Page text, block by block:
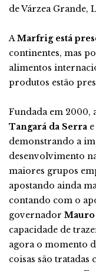
de Várzea Grande,
AMarfrig está
continentes, mas
alimentos
produtos estão
Fundada em 2000,
Tangará da Serra
demonstrando a
desenvolvimento
maiores grupos
apostando ainda
contando com o
governador Mauro
capacidade de
agora o momento
coisas são tratadas